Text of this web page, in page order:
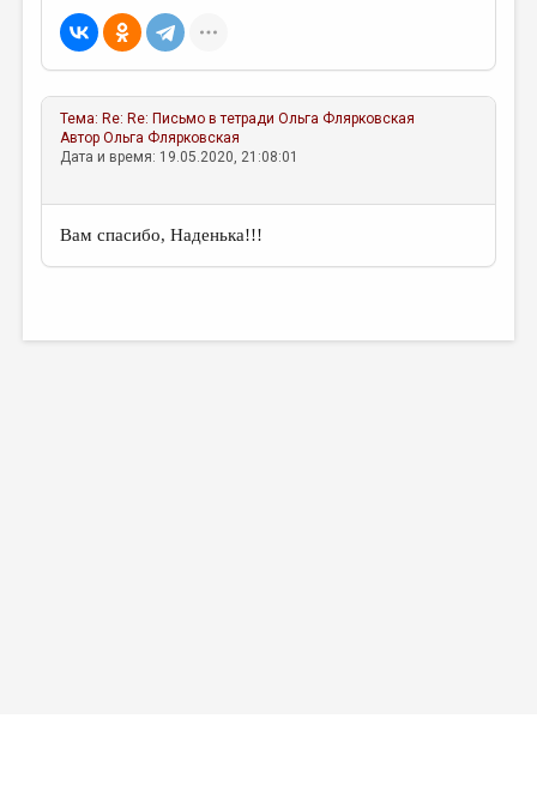
Тема: Re: Re: Письмо в тетради Ольга Флярковская
АвторОльга Флярковская
Дата и время: 19.05.2020, 21:08:01
Вам спасибо, Наденька!!!